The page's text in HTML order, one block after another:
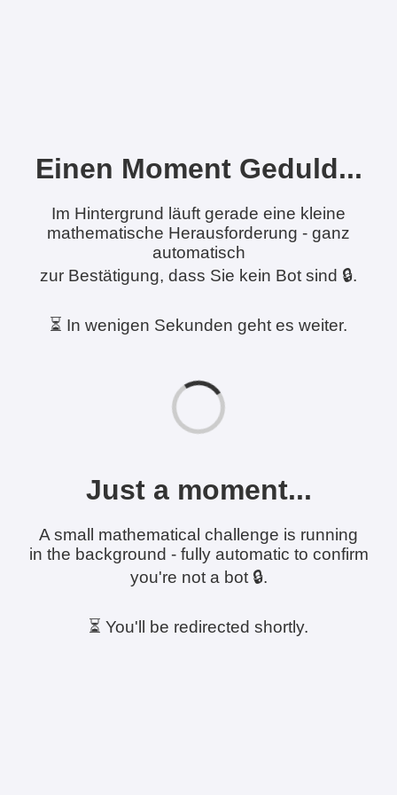
Einen Moment Geduld...
Im Hintergrund läuft gerade eine kleine
mathematische Herausforderung - ganz
automatisch
zur Bestätigung, dass Sie kein Bot sind 🔒.
⏳ In wenigen Sekunden geht es weiter.
Just a moment...
A small mathematical challenge is running
in the background - fully automatic to confirm
you're not a bot 🔒.
⏳ You'll be redirected shortly.